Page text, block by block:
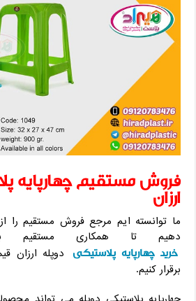
فروش مستقیم چهارپایه
ارزان
ما توانسته ایم مرجع فروش مستقیم را
دهیم تا همکاری مستقیم
خرید چهارپایه پلاستیکی
دوپله ارزان
برقرار کنیم.